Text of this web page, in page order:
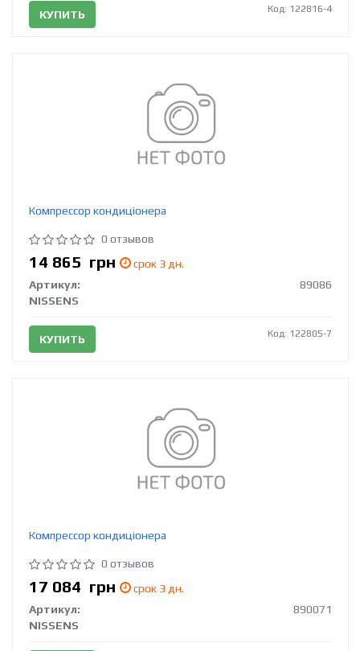
КУПИТЬ Код: 122816-4
Компрессор кондиціонера
0 отзывов
14 865 грн
срок 3 дн.
Артикул:
89086
NISSENS
КУПИТЬ Код: 122805-7
Компрессор кондиціонера
0 отзывов
17 084 грн
срок 3 дн.
Артикул:
890071
NISSENS